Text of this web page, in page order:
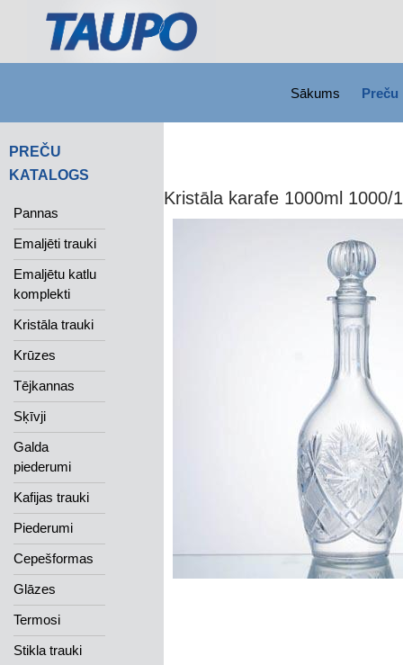
Sākums Preču
Kristāla karafe 1000ml 1000/1
PREČU
KATALOGS
Pannas
Emaljēti trauki
Emaljētu katlu
komplekti
Kristāla trauki
Krūzes
Tējkannas
Sķīvji
Galda
piederumi
Kafijas trauki
Piederumi
Cepešformas
Glāzes
Termosi
Stikla trauki